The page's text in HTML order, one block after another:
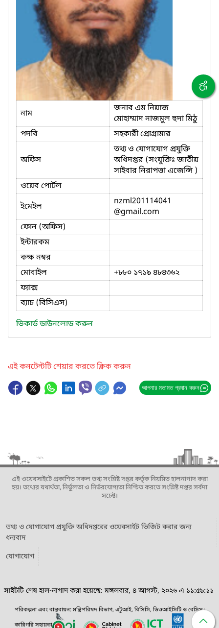
নাম
জনাব এম নিয়াজ
মোহাম্মাদ নাজমুল হুদা মিঠু
পদবি
সহকারী প্রোগ্রামার
অফিস
তথ্য ও যোগাযোগ প্রযুক্তি
অধিদপ্তর (সংযুক্তিঃ জাতীয়
সাইবার নিরাপত্তা এজেন্সি )
ওয়েব পোর্টল
ইমেইল
nzml201114041
@gmail.com
ফোন (অফিস)
ইন্টারকম
কক্ষ নম্বর
মোবাইল
+৮৮০ ১৭১৯ ৪৮৪৩৬২
ফ্যাক্স
ব্যাচ (বিসিএস)
ভিকার্ড ডাউনলোড করুন
এই কনটেন্টটি শেয়ার করতে ক্লিক করুন
আপনার মতামত প্রদান করুন
এই ওয়েবসাইটে প্রকাশিত সকল তথ্য সংশ্লিষ্ট দপ্তর কর্তৃক নিয়মিত হালনাগাদ করা
হয়। তথ্যের যথার্থতা, নির্ভুলতা ও নির্ভরযোগ্যতা নিশ্চিত করতে সংশ্লিষ্ট দপ্তর সর্বদা
সচেষ্ট।
তথ্য ও যোগাযোগ প্রযুক্তি অধিদপ্তরের ওয়েবসাইট ভিজিট করার জন্য
ধন্যবাদ
যোগাযোগ
সাইটটি শেষ হাল-নাগাদ করা হয়েছে: মঙ্গলবার, ৪ আগস্ট, ২০২৬ এ ১১:৫৯:১১
পরিকল্পনা এবং বাস্তবায়ন: মন্ত্রিপরিষদ বিভাগ, এটুআই, বিসিসি, ডিওআইসিটি ও বেসিস।
কারিগরি সহায়তা